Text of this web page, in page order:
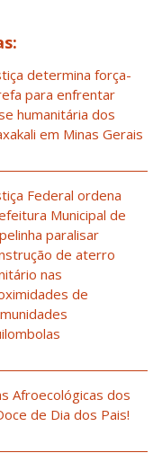
determina força-
para enfrentar
humanitária dos
em Minas Gerais
Federal ordena
Municipal de
paralisar
de aterro
nas
de
Afroecológicas dos
de Dia dos Pais!